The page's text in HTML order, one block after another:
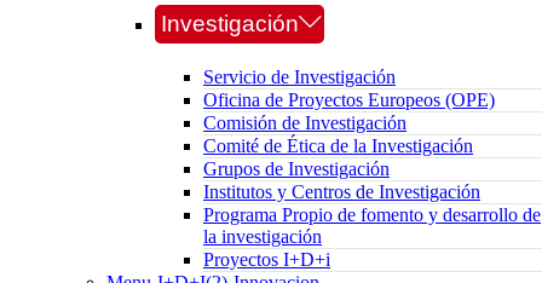
Investigación
Servicio de Investigación
Oficina de Proyectos Europeos (OPE)
Comisión de Investigación
Comité de Ética de la Investigación
Grupos de Investigación
Institutos y Centros de Investigación
Programa Propio de fomento y desarrollo de
la investigación
Proyectos I+D+i